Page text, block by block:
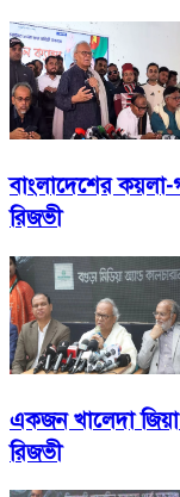
বাংলাদেশের কয়লা-
রিজভী
একজন খালেদা জিয়া
রিজভী